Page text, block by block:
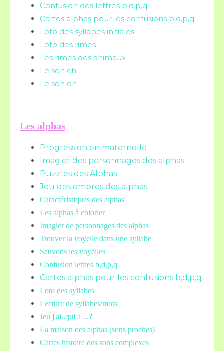
Confusion des lettres b,d,p,q
Cartes alphas pour les confusions b,d,p,q
Loto des syllabes initiales
Loto des rimes
Les rimes des animaux
Le son ch
Le son on
Les alphas
Progression en maternelle
Imagier des personnages des alphas
Puzzles des Alphas
Jeu des ombres des alphas
Caractéristiques des alphas
Les alphas à colorier
Imagier de personnages des alphas
Trouver la voyelle dans une syllabe
Sauvons les voyelles
Confusion lettres b,d,p,q
Cartes alphas pour les confusions b,d,p,q
Loto des syllabes
Lecture de syllabes/mots
Jeu j'ai..qui a ...?
La maison des alphas (sons proches)
Cartes histoire des sons complexes